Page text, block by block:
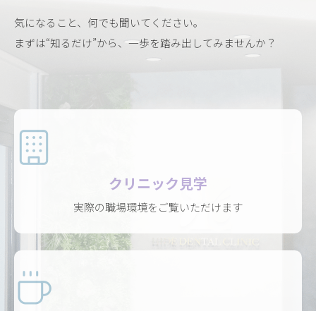
気になること、何でも聞いてください。
まずは“知るだけ”から、一歩を踏み出してみませんか？
クリニック見学
実際の職場環境をご覧いただけます